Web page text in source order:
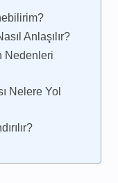
Anlaşılır?
Nedenleri
Nelere Yol